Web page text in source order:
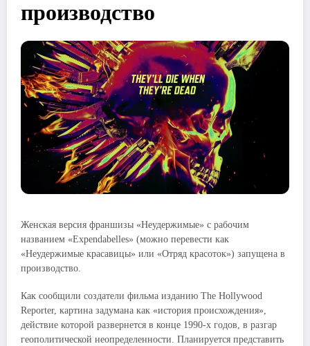
производство
Женская версия франшизы «Неудержимые» с рабочим
названием «Expendabelles» (можно перевести как
«Неудержимые красавицы» или «Отряд красоток») запущена в
производство.
Как сообщили создатели фильма изданию The Hollywood
Reporter, картина задумана как «история происхождения»,
действие которой развернется в конце 1990-х годов, в разгар
геополитической неопределенности. Планируется представить